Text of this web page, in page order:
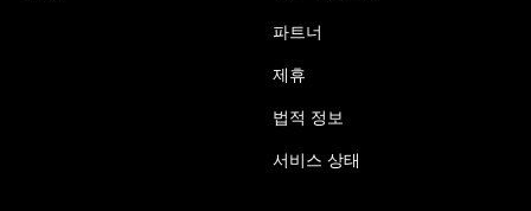
파트너
제휴
법적 정보
서비스 상태